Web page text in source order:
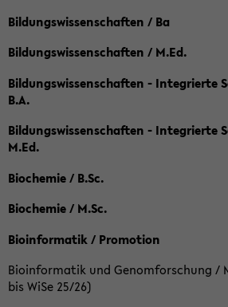
Bildungswissenschaften / Ba
Bildungswissenschaften / M.Ed.
Bildungswissenschaften - Integrierte
B.A.
Bildungswissenschaften - Integrierte
M.Ed.
Biochemie / B.Sc.
Biochemie / M.Sc.
Bioinformatik / Promotion
Bioinformatik und Genomforschung /
bis WiSe 25/26)